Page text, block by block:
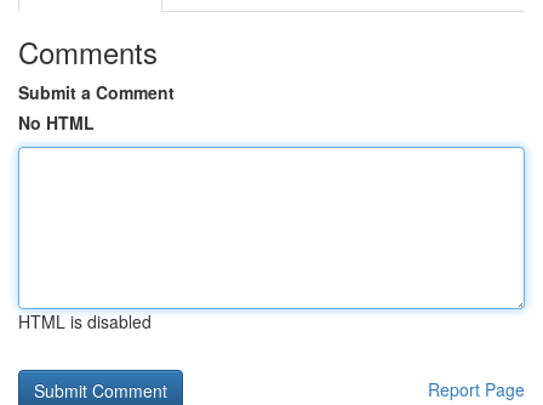
Comments
Submit a Comment
No HTML
HTML is disabled
Report Page